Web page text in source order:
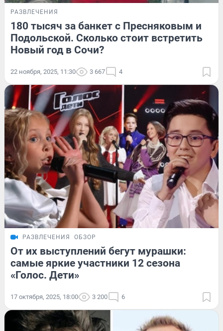
РАЗВЛЕЧЕНИЯ
180 тысяч за банкет с Пресняковым и
Подольской. Сколько стоит встретить
Новый год в Сочи?
22 ноября, 2025, 11:30 3 667 4
РАЗВЛЕЧЕНИЯ ОБЗОР
От их выступлений бегут мурашки:
самые яркие участники 12 сезона
«Голос. Дети»
17 октября, 2025, 18:00 3 200 6